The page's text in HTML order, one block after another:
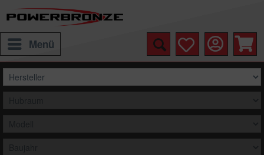
Menü